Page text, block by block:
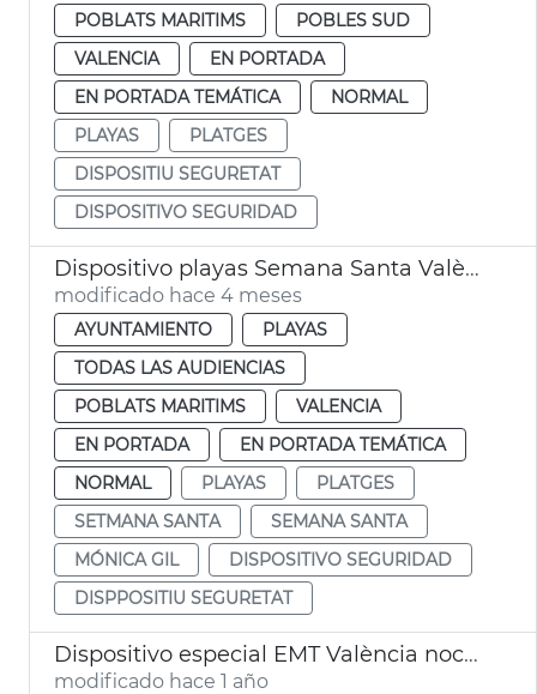
POBLATS MARITIMS
POBLES SUD
VALENCIA
EN PORTADA
EN PORTADA TEMÁTICA
NORMAL
PLAYAS
PLATGES
DISPOSITIU SEGURETAT
DISPOSITIVO SEGURIDAD
Dispositivo playas Semana Santa València
modificado hace 4 meses
AYUNTAMIENTO
PLAYAS
TODAS LAS AUDIENCIAS
POBLATS MARITIMS
VALENCIA
EN PORTADA
EN PORTADA TEMÁTICA
NORMAL
PLAYAS
PLATGES
SETMANA SANTA
SEMANA SANTA
MÓNICA GIL
DISPOSITIVO SEGURIDAD
DISPPOSITIU SEGURETAT
Dispositivo especial EMT València noche San Juan
modificado hace 1 año